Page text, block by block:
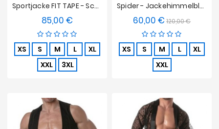
Sportjacke FIT TAPE - Schwarz
85,00 €
XS S M L
XL
XXL
3XL
Spider - Jackehimmelblau
60,00 € Verkaufspreis
120,00 €Preis
XS S M L
XL
XXL